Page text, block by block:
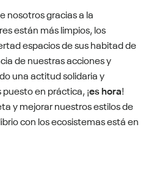
nosotros gracias a la
están más limpios, los
espacios de sus habitad de
de nuestras acciones y
una actitud solidaria y
en práctica, ¡es hora!
y mejorar nuestros estilos de
con los ecosistemas está en